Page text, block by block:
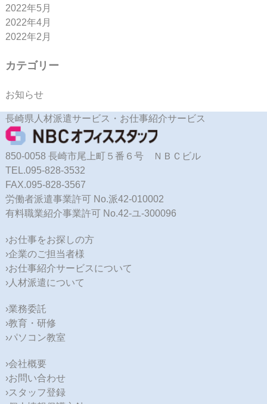
2022年5月
2022年4月
2022年2月
カテゴリー
お知らせ
長崎県人材派遣サービス・お仕事紹介サービス
850-0058 長崎市尾上町５番６号 ＮＢＣビル
TEL.095-828-3532
FAX.095-828-3567
労働者派遣事業許可 No.派42-010002
有料職業紹介事業許可 No.42-ユ-300096
›お仕事をお探しの方
›企業のご担当者様
›お仕事紹介サービスについて
›人材派遣について
›業務委託
›教育・研修
›パソコン教室
›会社概要
›お問い合わせ
›スタッフ登録